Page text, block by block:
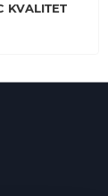
KVALITET